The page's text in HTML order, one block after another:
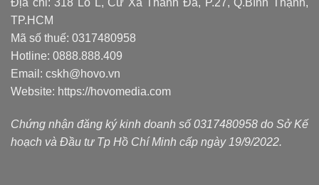
TP.HCM
Mã số thuế: 0317480958
Hotline: 0888.888.409
Email: cskh@hovo.vn
Website: https://hovomedia.com
Chứng nhận đăng ký kinh doanh số 0317480958 do Sở Kế
hoạch và Đầu tư Tp Hồ Chí Minh cấp ngày 19/9/2022.